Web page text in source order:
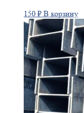
150 ₽ В корзину